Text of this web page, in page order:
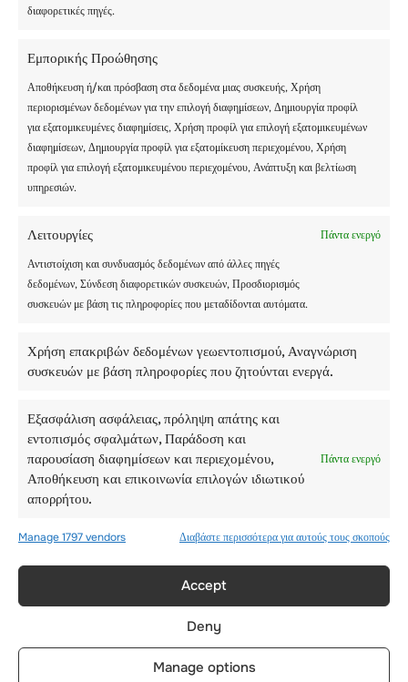
διαφορετικές πηγές.
Εμπορικής Προώθησης
Αποθήκευση ή/και πρόσβαση στα δεδομένα μιας συσκευής, Χρήση
περιορισμένων δεδομένων για την επιλογή διαφημίσεων, Δημιουργία προφίλ
για εξατομικευμένες διαφημίσεις, Χρήση προφίλ για επιλογή εξατομικευμένων
διαφημίσεων, Δημιουργία προφίλ για εξατομίκευση περιεχομένου, Χρήση
προφίλ για επιλογή εξατομικευμένου περιεχομένου, Ανάπτυξη και βελτίωση
υπηρεσιών.
Λειτουργίες
Πάντα ενεργό
Αντιστοίχιση και συνδυασμός δεδομένων από άλλες πηγές
δεδομένων, Σύνδεση διαφορετικών συσκευών, Προσδιορισμός
συσκευών με βάση τις πληροφορίες που μεταδίδονται αυτόματα.
Χρήση επακριβών δεδομένων γεωεντοπισμού, Αναγνώριση
συσκευών με βάση πληροφορίες που ζητούνται ενεργά.
Εξασφάλιση ασφάλειας, πρόληψη απάτης και
εντοπισμός σφαλμάτων, Παράδοση και
παρουσίαση διαφημίσεων και περιεχομένου,
Αποθήκευση και επικοινωνία επιλογών ιδιωτικού
απορρήτου.
Πάντα ενεργό
Manage 1797 vendors Διαβάστε περισσότερα για αυτούς τους σκοπούς
Accept
Deny
Manage options
ΚΥΡΙΑΚΉ 17
ΑΥΓΟΎΣΤΟΥ –
ΗΜΈΡΑ ΆΦΙΞΗΣ
ΤΕΤΆΡΤΗ – 13
ΑΥΓΟΎΣΤΟΥ